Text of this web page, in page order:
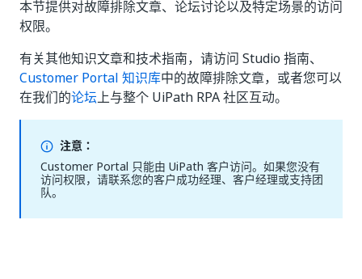
本节提供对故障排除文章、论坛讨论以及特定场景的访问
权限。
有关其他知识文章和技术指南，请访问 Studio 指南、
Customer Portal 知识库中的故障排除文章，或者您可以
在我们的论坛上与整个 UiPath RPA 社区互动。
注意：
Customer Portal 只能由 UiPath 客户访问。如果您没有
访问权限，请联系您的客户成功经理、客户经理或支持团
队。